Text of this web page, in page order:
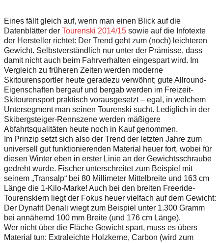
Eines fällt gleich auf, wenn man einen Blick auf die
Datenblätter der Tourenski 2014/15 sowie auf die Infotexte
der Hersteller richtet: Der Trend geht zum (noch) leichteren
Gewicht. Selbstverständlich nur unter der Prämisse, dass
damit nicht auch beim Fahrverhalten eingespart wird. Im
Vergleich zu früheren Zeiten werden moderne
Skitourensportler heute geradezu verwöhnt; gute Allround-
Eigenschaften bergauf und bergab werden im Freizeit-
Skitourensport praktisch vorausgesetzt – egal, in welchem
Untersegment man seinen Tourenski sucht. Lediglich in der
Skibergsteiger-Rennszene werden mäßigere
Abfahrtsqualitäten heute noch in Kauf genommen.
Im Prinzip setzt sich also der Trend der letzten Jahre zum
universell gut funktionierenden Material heuer fort, wobei für
diesen Winter eben in erster Linie an der Gewichtsschraube
gedreht wurde. Fischer unterschreitet zum Beispiel mit
seinem „Transalp“ bei 80 Millimeter Mittelbreite und 163 cm
Länge die 1-Kilo-Marke! Auch bei den breiten Freeride-
Tourenskiern liegt der Fokus heuer vielfach auf dem Gewicht:
Der Dynafit Denali wiegt zum Beispiel unter 1.300 Gramm
bei annähernd 100 mm Breite (und 176 cm Länge).
Wer nicht über die Fläche Gewicht spart, muss es übers
Material tun: Extraleichte Holzkerne, Carbon (wird zum